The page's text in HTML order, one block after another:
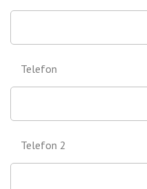
Telefon
Telefon 2